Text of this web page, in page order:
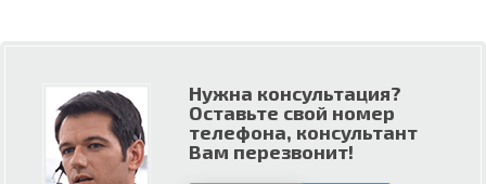
Нужна консультация?
Оставьте свой номер
телефона, консультант
Вам перезвонит!